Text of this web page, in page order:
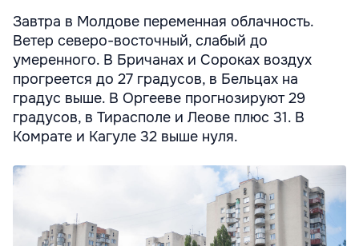
Завтра в Молдове переменная облачность.
Ветер северо-восточный, слабый до
умеренного. В Бричанах и Сороках воздух
прогреется до 27 градусов, в Бельцах на
градус выше. В Оргееве прогнозируют 29
градусов, в Тирасполе и Леове плюс 31. В
Комрате и Кагуле 32 выше нуля.